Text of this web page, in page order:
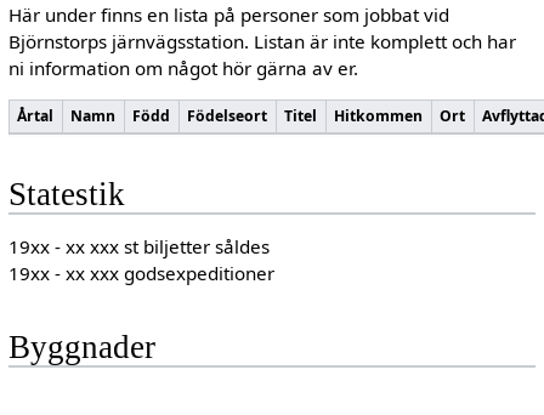
Här under finns en lista på personer som jobbat vid
Björnstorps järnvägsstation. Listan är inte komplett och har
ni information om något hör gärna av er.
Årtal Namn Född Födelseort Titel Hitkommen Ort
Statestik
19xx - xx xxx st biljetter såldes
19xx - xx xxx godsexpeditioner
Byggnader